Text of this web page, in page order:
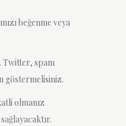
beğenme veya
Twitter, spam
göstermelisiniz.
olmanız